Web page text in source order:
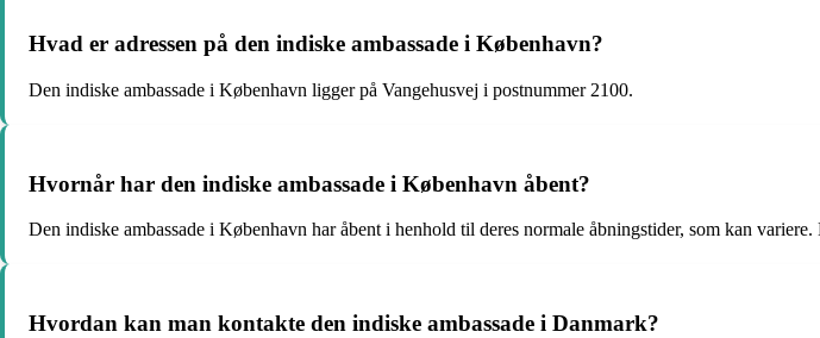
Hvad er adressen på den indiske ambassade i København?
Den indiske ambassade i København ligger på Vangehusvej i postnummer 2100.
Hvornår har den indiske ambassade i København åbent?
Den indiske ambassade i København har åbent i henhold til deres normale åbningstider, som kan
Hvordan kan man kontakte den indiske ambassade i Danmark?